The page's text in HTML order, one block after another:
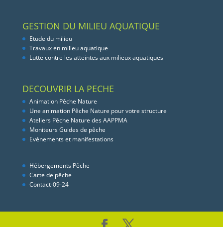
GESTION DU MILIEU AQUATIQUE
Etude du milieu
Travaux en milieu aquatique
Lutte contre les atteintes aux milieux aquatiques
DECOUVRIR LA PECHE
Animation Pêche Nature
Une animation Pêche Nature pour votre structure
Ateliers Pêche Nature des AAPPMA
Moniteurs Guides de pêche
Evénements et manifestations
Hébergements Pêche
Carte de pêche
Contact-09-24